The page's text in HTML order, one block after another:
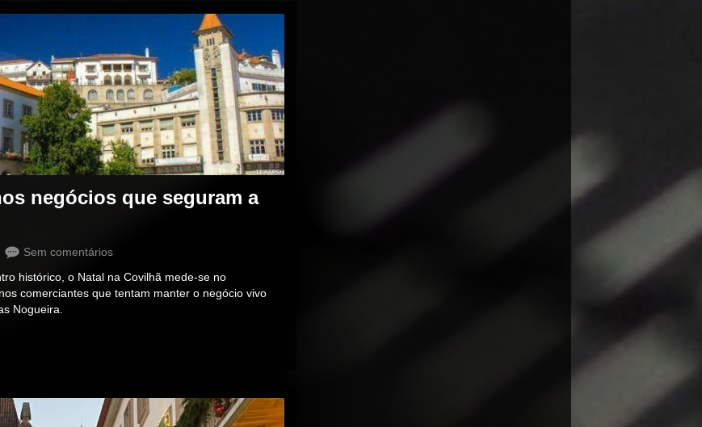
negócios que seguram a
Sem comentários
histórico, o Natal na Covilhã mede‑se no
comerciantes que tentam manter o negócio vivo
Nogueira.